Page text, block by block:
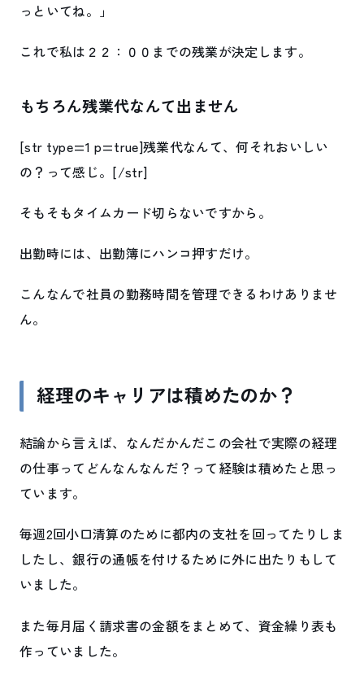
っといてね。」
これで私は２２：００までの残業が決定します。
もちろん残業代なんて出ません
[str type=1 p=true]残業代なんて、何それおいしい
の？って感じ。[/str]
そもそもタイムカード切らないですから。
出勤時には、出勤簿にハンコ押すだけ。
こんなんで社員の勤務時間を管理できるわけありませ
ん。
経理のキャリアは積めたのか？
結論から言えば、なんだかんだこの会社で実際の経理
の仕事ってどんなんなんだ？って経験は積めたと思っ
ています。
毎週2回小口清算のために都内の支社を回ってたりしま
したし、銀行の通帳を付けるために外に出たりもして
いました。
また毎月届く請求書の金額をまとめて、資金繰り表も
作っていました。